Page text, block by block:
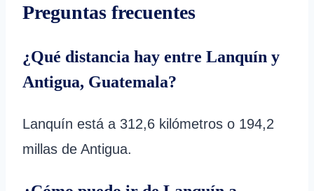
Preguntas frecuentes
¿Qué distancia hay entre Lanquín y
Antigua, Guatemala?
Lanquín está a 312,6 kilómetros o 194,2
millas de Antigua.